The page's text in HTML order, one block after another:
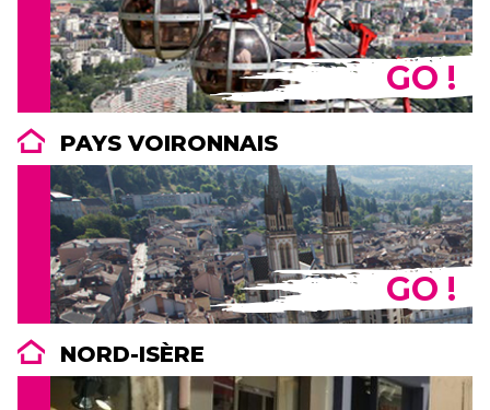
GO !
PAYS VOIRONNAIS
GO !
NORD-ISÈRE